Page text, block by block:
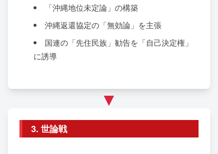
「沖縄地位未定論」の構築
沖縄返還協定の「無効論」を主張
国連の「先住民族」勧告を「自己決定権」
に誘導
▼
3. 世論戦